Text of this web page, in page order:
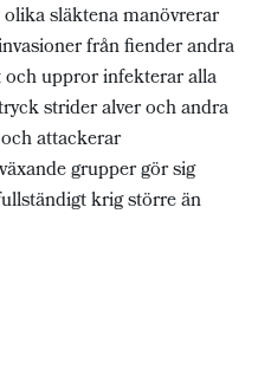
släktena manövrerar
från fiender andra
uppror infekterar alla
strider alver och andra
attackerar
grupper gör sig
krig större än